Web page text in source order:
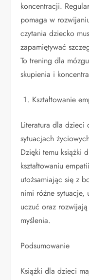
koncentracji.
pomaga w
czytania dziecko
zapamiętywać
To trening dla
skupienia i
Kształtowanie
Literatura dla dzieci
sytuacjach
Dzięki temu książki
kształtowaniu
utożsamiając się z
nimi różne sytuacje,
uczuć oraz
myślenia.
Podsumowanie
Książki dla dzieci